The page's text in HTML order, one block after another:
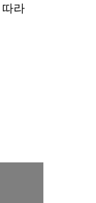
따라